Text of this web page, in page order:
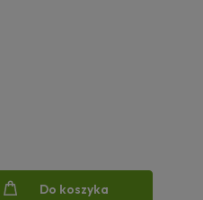
Do koszyka